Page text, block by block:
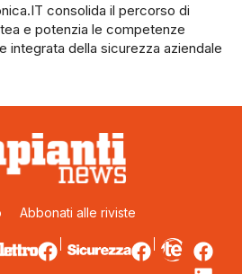
consolida il percorso di
e potenzia le competenze
integrata della sicurezza aziendale
Abbonati alle riviste